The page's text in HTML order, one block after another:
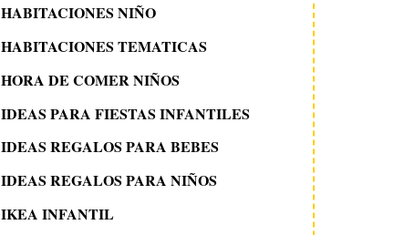
HABITACIONES NIÑO
HABITACIONES TEMATICAS
HORA DE COMER NIÑOS
IDEAS PARA FIESTAS INFANTILES
IDEAS REGALOS PARA BEBES
IDEAS REGALOS PARA NIÑOS
IKEA INFANTIL